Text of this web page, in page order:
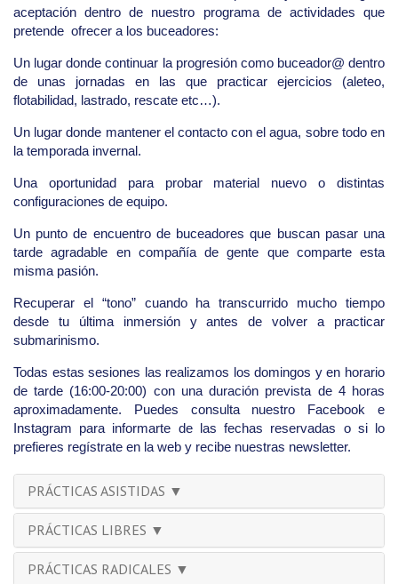
aceptación dentro de nuestro programa de actividades que
pretende ofrecer a los buceadores:
Un lugar donde continuar la progresión como buceador@ dentro
de unas jornadas en las que practicar ejercicios (aleteo,
flotabilidad, lastrado, rescate etc…).
Un lugar donde mantener el contacto con el agua, sobre todo en
la temporada invernal.
Una oportunidad para probar material nuevo o distintas
configuraciones de equipo.
Un punto de encuentro de buceadores que buscan pasar una
tarde agradable en compañía de gente que comparte esta
misma pasión.
Recuperar el “tono” cuando ha transcurrido mucho tiempo
desde tu última inmersión y antes de volver a practicar
submarinismo.
Todas estas sesiones las realizamos los domingos y en horario
de tarde (16:00-20:00) con una duración prevista de 4 horas
aproximadamente. Puedes consulta nuestro Facebook e
Instagram para informarte de las fechas reservadas o si lo
prefieres regístrate en la web y recibe nuestras newsletter.
PRÁCTICAS ASISTIDAS ▼
PRÁCTICAS LIBRES ▼
PRÁCTICAS RADICALES ▼